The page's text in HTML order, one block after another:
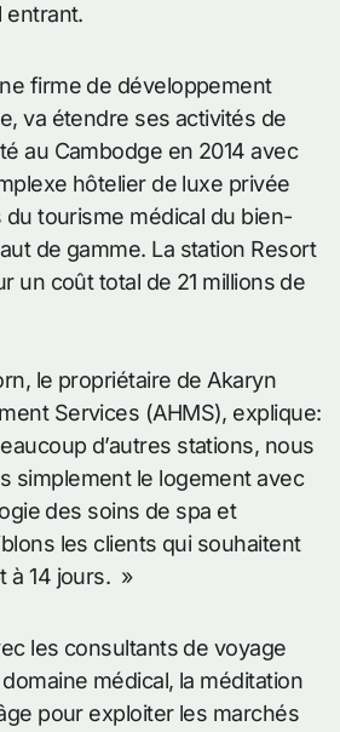
entrant.
firme de développement
va étendre ses activités de
au Cambodge en 2014 avec
hôtelier de luxe privée
tourisme médical du bien-
de gamme. La station Resort
un coût total de 21 millions de
le propriétaire de Akaryn
Services (AHMS), explique:
d’autres stations, nous
simplement le logement avec
des soins de spa et
les clients qui souhaitent
à 14 jours. »
les consultants de voyage
médical, la méditation
pour exploiter les marchés